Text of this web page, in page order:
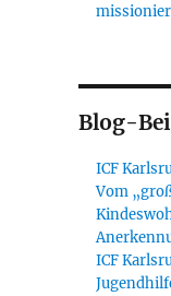
Blog-
ICF
Vom
ICF